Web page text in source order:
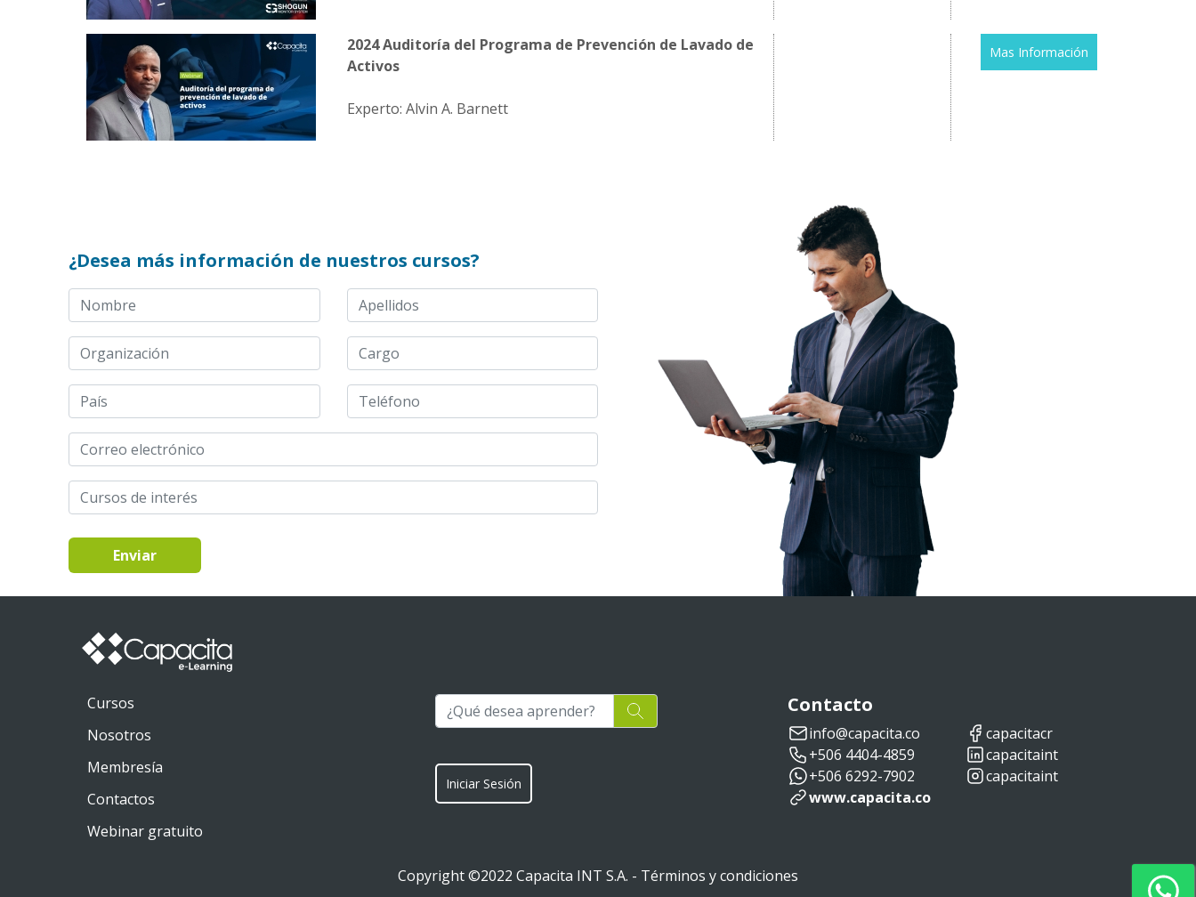
2024 Auditoría del Programa de Prevención de Lavado de
Activos
Experto: Alvin A. Barnett
Mas Información
¿Desea más información de nuestros cursos?
Enviar
Cursos
Nosotros
Membresía
Contactos
Webinar gratuito
Iniciar Sesión
Contacto
info@capacita.co
+506 4404-4859
+506 6292-7902
www.capacita.co
capacitacr
capacitaint
capacitaint
Copyright ©2022 Capacita INT S.A. - Términos y condiciones